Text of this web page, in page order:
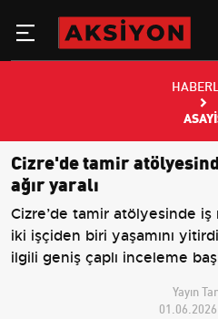
Cizre'de tamir
ağır yaralı
Cizre’de tamir atölyesinde iş
iki işçiden biri yaşamını
ilgili geniş çaplı inceleme
Yayın